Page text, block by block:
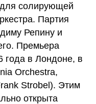
для солирующей
Партия
Репину и
Премьера
года в Лондоне, в
Orchestra,
Strobel). Этим
открыта